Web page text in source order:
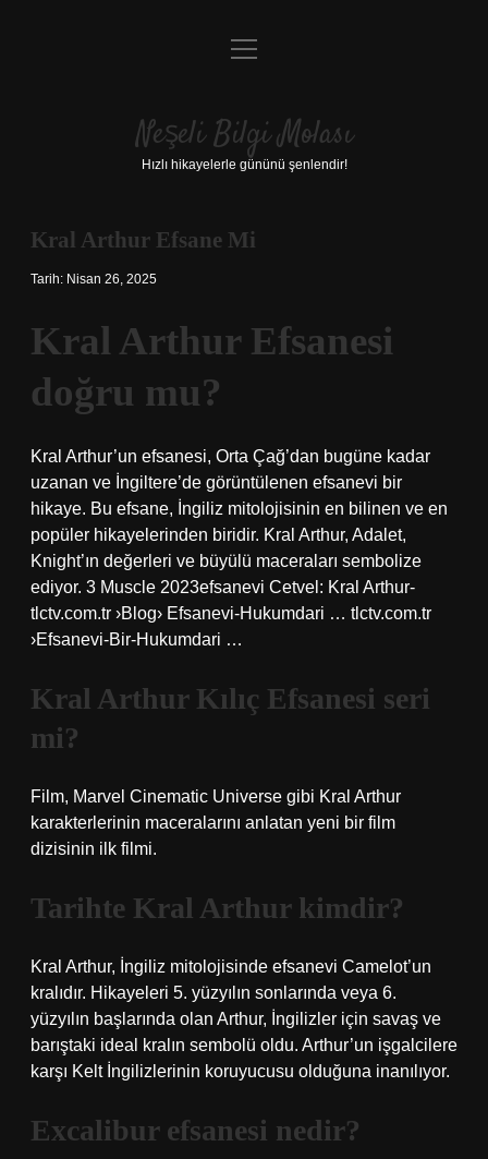
Anasayfa
Yasal Uyarı
menüyü
Neşeli Bilgi Molası
Hızlı hikayelerle gününü şenlendir!
Kral Arthur Efsane Mi
Tarih: Nisan 26, 2025
Kral Arthur Efsanesi
doğru mu?
Kral Arthur’un efsanesi, Orta Çağ’dan bugüne kadar
uzanan ve İngiltere’de görüntülenen efsanevi bir
hikaye. Bu efsane, İngiliz mitolojisinin en bilinen ve en
popüler hikayelerinden biridir. Kral Arthur, Adalet,
Knight’ın değerleri ve büyülü maceraları sembolize
ediyor. 3 Muscle 2023efsanevi Cetvel: Kral Arthur-
tlctv.com.tr ›Blog› Efsanevi-Hukumdari … tlctv.com.tr
›Efsanevi-Bir-Hukumdari …
Kral Arthur Kılıç Efsanesi seri
mi?
Film, Marvel Cinematic Universe gibi Kral Arthur
karakterlerinin maceralarını anlatan yeni bir film
dizisinin ilk filmi.
Tarihte Kral Arthur kimdir?
Kral Arthur, İngiliz mitolojisinde efsanevi Camelot’un
kralıdır. Hikayeleri 5. yüzyılın sonlarında veya 6.
yüzyılın başlarında olan Arthur, İngilizler için savaş ve
barıştaki ideal kralın sembolü oldu. Arthur’un işgalcilere
karşı Kelt İngilizlerinin koruyucusu olduğuna inanılıyor.
Excalibur efsanesi nedir?